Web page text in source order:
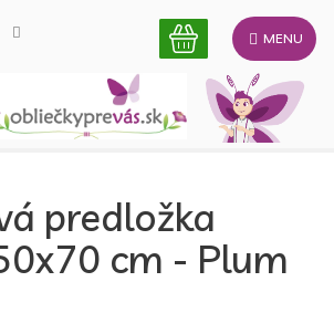
predložka
cm - Plum